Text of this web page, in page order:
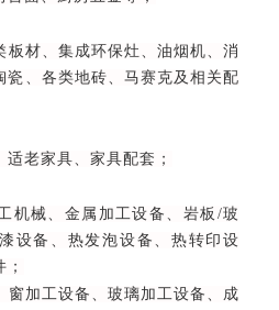
板材、集成环保灶、油烟机、消
瓷、各类地砖、马赛克及相关配
老家具、家具配套；
机械、金属加工设备、岩板/玻
设备、热发泡设备、热转印设
窗加工设备、玻璃加工设备、成